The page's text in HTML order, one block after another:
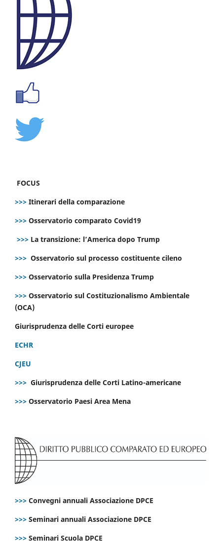
FOCUS
>>> Itinerari della comparazione
>>> Osservatorio comparato Covid19
>>> La transizione: l’America dopo Trump
>>> Osservatorio sul processo costituente cileno
>>> Osservatorio sulla Presidenza Trump
>>> Osservatorio sul Costituzionalismo Ambientale
(OCA)
Giurisprudenza delle Corti europee
ECHR
CJEU
>>> Giurisprudenza delle Corti Latino-americane
>>> Osservatorio Paesi Area Mena
>>> Convegni annuali Associazione DPCE
>>> Seminari annuali Associazione DPCE
>>> Seminari Scuola DPCE